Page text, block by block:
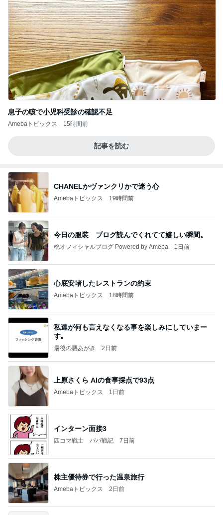
息子の咳で小児科受診の確認不足
Amebaトピックス 15時間前
記事を読む
CHANELかヴァンクリかで迷う心
Amebaトピックス 19時間前
今日の服装 ブログ読んでくれてて嬉しい瞬間。
桃オフィシャルブログ Powered by Ameba 1日前
心底安堵したレストランの約束
Amebaトピックス 18時間前
私達が何も言えなくなる事を楽しみにしていまー
す｡
最後の悪あがき 2日前
上原さくら AIの食事採点で93点
Amebaトピックス 1日前
インターン面接3
四コマ戦士 パパ戦記 7日前
株主優待券で行った温泉旅行
Amebaトピックス 2日前